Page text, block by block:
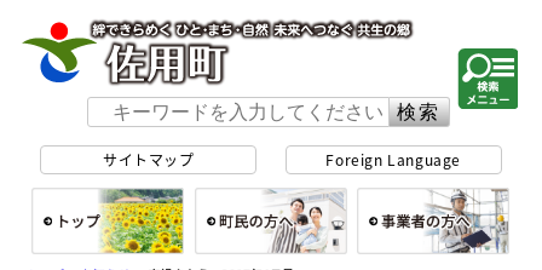
サイトマップ Foreign Language
総合トップ